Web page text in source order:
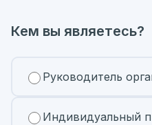
Кем вы являетесь?
Руководитель
Индивидуальный